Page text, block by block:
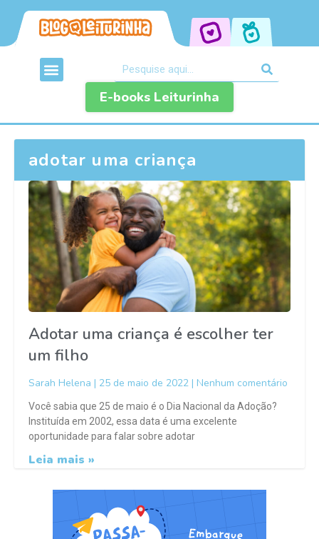
E-books Leiturinha
adotar uma criança
Adotar uma criança é escolher ter
um filho
Sarah Helena 25 de maio de 2022 Nenhum comentário
Você sabia que 25 de maio é o Dia Nacional da Adoção?
Instituída em 2002, essa data é uma excelente
oportunidade para falar sobre adotar
Leia mais »